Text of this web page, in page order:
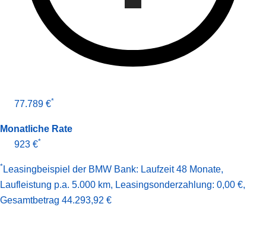
77.789 €*
Monatliche Rate
923 €*
* Leasingbeispiel der BMW Bank: Laufzeit 48 Monate,
Laufleistung p.a. 5.000 km, Leasingsonderzahlung: 0,00 €,
Gesamt­betrag 44.293,92 €